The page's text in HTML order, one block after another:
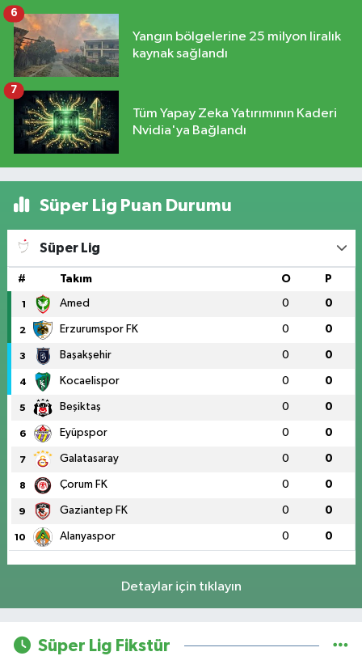
Yangın bölgelerine 25 milyon liralık
kaynak sağlandı
6
Tüm Yapay Zeka Yatırımının Kaderi
Nvidia'ya Bağlandı
7
Süper Lig Puan Durumu
Süper Lig
# Takım O P
1 Amed 0 0
2 Erzurumspor FK 0 0
3 Başakşehir 0 0
4 Kocaelispor 0 0
5 Beşiktaş 0 0
6 Eyüpspor 0 0
7 Galatasaray 0 0
8 Çorum FK 0 0
9 Gaziantep FK 0 0
10 Alanyaspor 0 0
Detaylar için tıklayın
Süper Lig Fikstür